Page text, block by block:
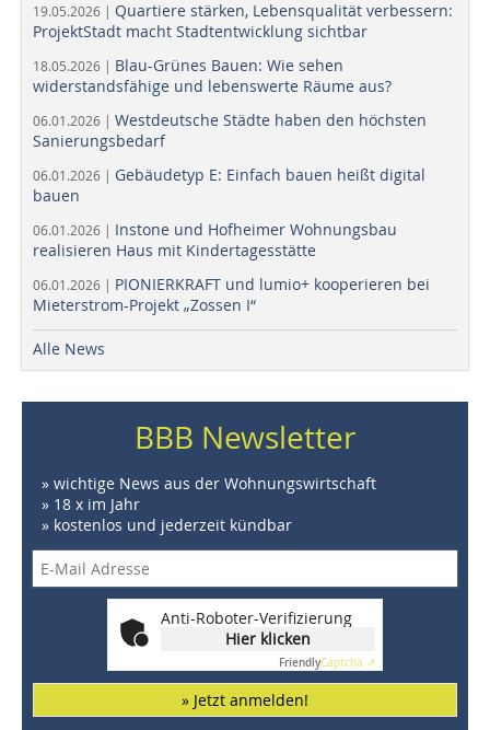
19.05.2026 | Quartiere stärken, Lebensqualität verbessern:
ProjektStadt macht Stadtentwicklung sichtbar
18.05.2026 | Blau-Grünes Bauen: Wie sehen
widerstandsfähige und lebenswerte Räume aus?
06.01.2026 | Westdeutsche Städte haben den höchsten
Sanierungsbedarf
06.01.2026 | Gebäudetyp E: Einfach bauen heißt digital
bauen
06.01.2026 | Instone und Hofheimer Wohnungsbau
realisieren Haus mit Kindertagesstätte
06.01.2026 | PIONIERKRAFT und lumio+ kooperieren bei
Mieterstrom-Projekt „Zossen I“
Alle News
BBB Newsletter
» wichtige News aus der Wohnungswirtschaft
» 18 x im Jahr
» kostenlos und jederzeit kündbar
Anti-Roboter-Verifizierung
Hier klicken
FriendlyCaptcha ⇗
» Jetzt anmelden!